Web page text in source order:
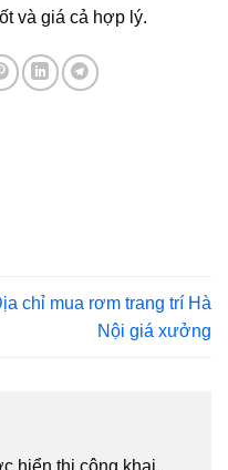
và giá cả hợp lý.
chỉ mua rơm trang trí Hà
Nội giá xưởng
hiển thị công khai.